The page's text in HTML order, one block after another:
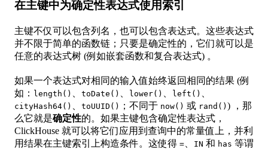
在主键中为确定性表达式使用索引
主键不仅可以包含列名，也可以包含表达式。这些表达式
并不限于简单的函数链；只要是确定性的，它们就可以是
任意的表达式树 (例如嵌套函数和复合表达式) 。
如果一个表达式对相同的输入值始终返回相同的结果 (例
如： length() toDate() lower() left()
cityHash64() toUUID() ；不同于 now() 或 rand() ) ，那
么它就是确定性的。如果主键包含确定性表达式，
ClickHouse 就可以将它们应用到查询中的常量值上，并利
用结果在主键索引上构造条件。这使得 = IN 和 has 等谓